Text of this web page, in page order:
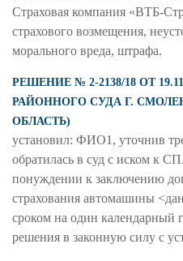
Страховая компания «ВТБ-
страхового возмещения,
морального вреда, штрафа.
РЕШЕНИЕ № 2-2138/18 ОТ
РАЙОННОГО СУДА Г.
ОБЛАСТЬ)
установил: ФИО1, уточнив
обратилась в суд с иском к
понуждении к заключению
страхования автомашины
сроком на один календарный
решения в законную силу с